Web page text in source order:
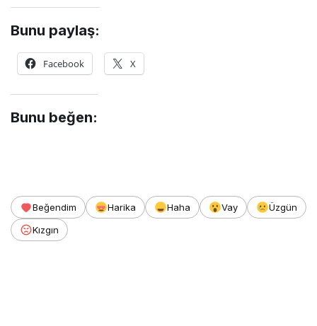
Bunu paylaş:
Facebook X
Bunu beğen:
Beğendim Harika Haha Vay
Üzgün
Kızgın